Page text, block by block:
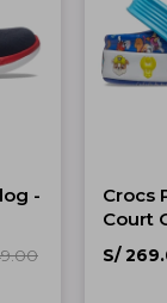
-
Crocs
Court
S/